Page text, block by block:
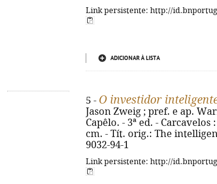
Link persistente: http://
ADICIONAR À LISTA
5 - O investidor
Jason Zweig ; pref. e ap.
Capêlo. - 3ª ed. - Carcavelos
cm. - Tít. orig.: The
9032-94-1
Link persistente: http://